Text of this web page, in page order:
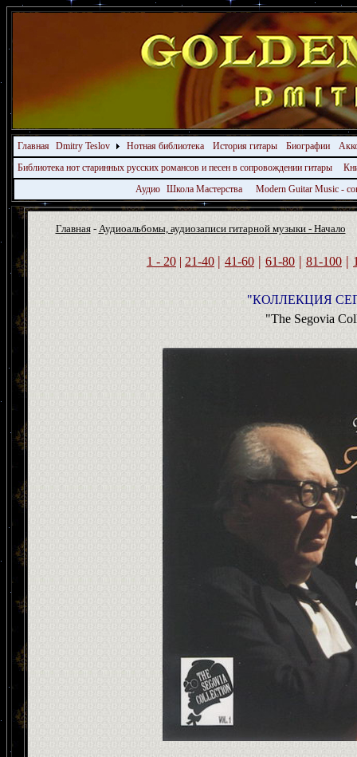
Главная Dmitry Teslov Нотная библиотека История гитары Биографии
Библиотека нот старинных русских романсов и песен в сопровождении гитары
Аудио Школа Мастерства Modern Guitar Music -
Главная- Аудиоальбомы, аудиозаписи гитарной музыки - Начало
1 - 20 | 21-40 | 41-60 | 61-80 | 81-100 |
"КОЛЛЕКЦИЯ
"The Segovia